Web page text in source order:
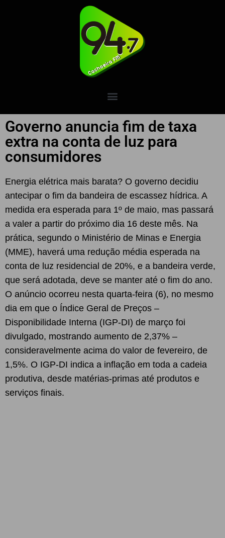
Governo anuncia fim de taxa
extra na conta de luz para
consumidores
Energia elétrica mais barata? O governo decidiu
antecipar o fim da bandeira de escassez hídrica. A
medida era esperada para 1º de maio, mas passará
a valer a partir do próximo dia 16 deste mês. Na
prática, segundo o Ministério de Minas e Energia
(MME), haverá uma redução média esperada na
conta de luz residencial de 20%, e a bandeira verde,
que será adotada, deve se manter até o fim do ano.
O anúncio ocorreu nesta quarta-feira (6), no mesmo
dia em que o Índice Geral de Preços –
Disponibilidade Interna (IGP-DI) de março foi
divulgado, mostrando aumento de 2,37% –
consideravelmente acima do valor de fevereiro, de
1,5%. O IGP-DI indica a inflação em toda a cadeia
produtiva, desde matérias-primas até produtos e
serviços finais.